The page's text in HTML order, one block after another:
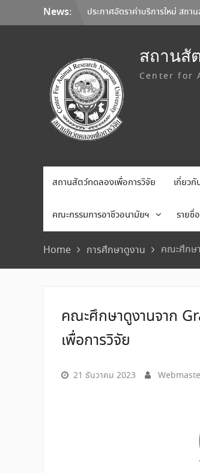
to
News:
มหาวิทยาลัยนเรศวร จับมือ
of Toxicology และมหาวิทยาลัย
ปลอดภัยระดับก่อนคลินิกสู่มาตร
การเลือกใช้อุปกรณ์คุ้มครองคว
บุคคล (Personal Protective
PPE)
ประกาศอัตราค่าบริการใหม่ สถาน
เพื่อการวิจัย มหาวิทยาลัยนเรศวร
สถานสั
Center for
สถานสัตว์ทดลองเพื่อการวิจัย เกี่ยว
คณะกรรมการอาชีวอนามัยฯ รายชื่
Home การศึกษาดูงาน คณะศึกษ
คณะศึกษาดูงานจาก
เพื่อการวิจัย
21 ธันวาคม 2023